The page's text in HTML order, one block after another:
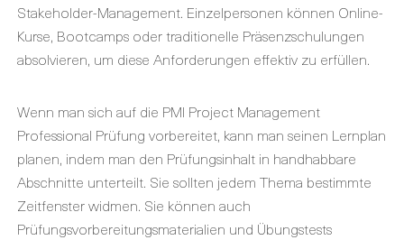
Stakeholder-Management. Einzelpersonen können Online-
Kurse, Bootcamps oder traditionelle Präsenzschulungen
absolvieren, um diese Anforderungen effektiv zu erfüllen.
Wenn man sich auf die PMI Project Management
Professional Prüfung vorbereitet, kann man seinen Lernplan
planen, indem man den Prüfungsinhalt in handhabbare
Abschnitte unterteilt. Sie sollten jedem Thema bestimmte
Zeitfenster widmen. Sie können auch
Prüfungsvorbereitungsmaterialien und Übungstests